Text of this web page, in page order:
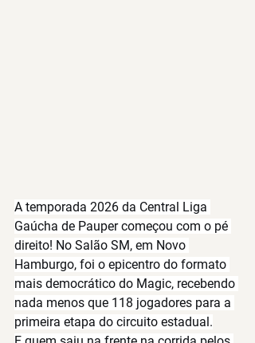
A temporada 2026 da Central Liga
Gaúcha de Pauper começou com o pé
direito! No Salão SM, em Novo
Hamburgo, foi o epicentro do formato
mais democrático do Magic, recebendo
nada menos que 118 jogadores para a
primeira etapa do circuito estadual.